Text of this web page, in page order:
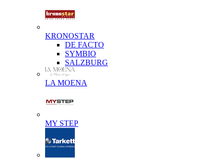
KRONOSTAR
DE FACTO
SYMBIO
SALZBURG
LA MOENA
MY STEP